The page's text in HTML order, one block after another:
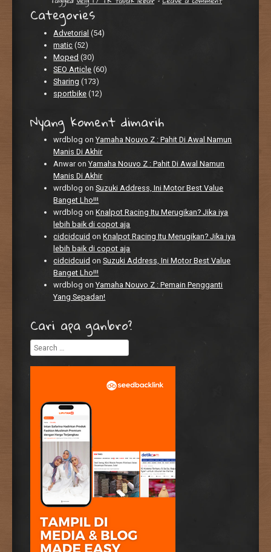
Categories
Advetorial (54)
matic (52)
Moped (30)
SEO Article (60)
Sharing (173)
sportbike (12)
Nyang koment dimarih
wrdblog onYamaha Nouvo Z : Pahit Di Awal Namun
Manis Di Akhir
Anwar onYamaha Nouvo Z : Pahit Di Awal Namun
Manis Di Akhir
wrdblog onSuzuki Address, Ini Motor Best Value
Banget Lho!!!
wrdblog onKnalpot Racing Itu Merugikan? Jika iya
lebih baik di copot aja
cidcidcuid onKnalpot Racing Itu Merugikan? Jika iya
lebih baik di copot aja
cidcidcuid onSuzuki Address, Ini Motor Best Value
Banget Lho!!!
wrdblog onYamaha Nouvo Z : Pemain Pengganti
Yang Sepadan!
Cari apa ganbro?
Search